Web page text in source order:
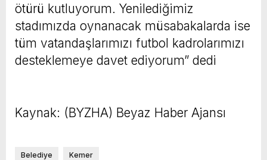
ötürü kutluyorum. Yenilediğimiz
stadımızda oynanacak müsabakalarda ise
tüm vatandaşlarımızı futbol kadrolarımızı
desteklemeye davet ediyorum” dedi
Kaynak: (BYZHA) Beyaz Haber Ajansı
Belediye Kemer